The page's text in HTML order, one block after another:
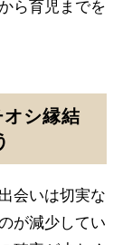
ら育児までを
シ縁結
会いは切実な
が減少してい